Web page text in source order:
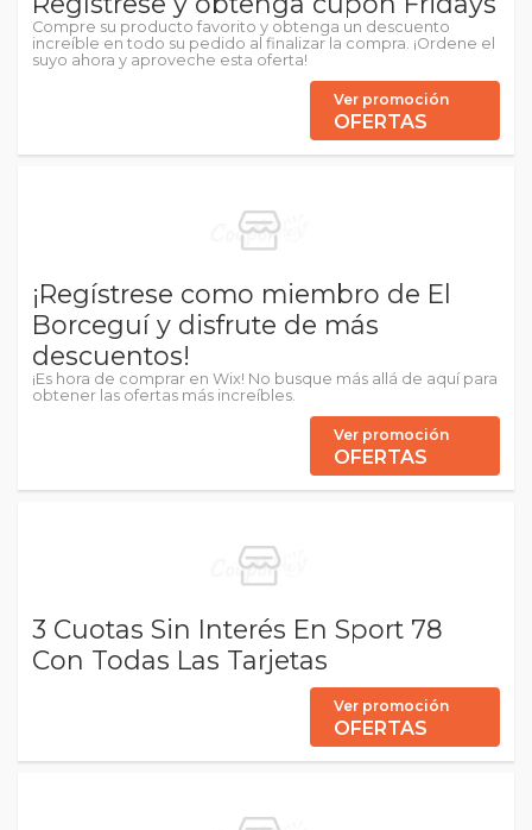
Compre su producto favorito y obtenga un descuento
increíble en todo su pedido al finalizar la compra. ¡Ordene el
suyo ahora y aproveche esta oferta!
Ver promoción
OFERTAS
¡Regístrese como miembro de El
Borceguí y disfrute de más
descuentos!
¡Es hora de comprar en Wix! No busque más allá de aquí para
obtener las ofertas más increíbles.
Ver promoción
OFERTAS
3 Cuotas Sin Interés En Sport 78
Con Todas Las Tarjetas
Ver promoción
OFERTAS